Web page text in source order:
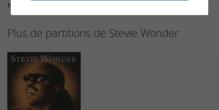
Nombre de pages
Plus de partitions de Stevie Wonder